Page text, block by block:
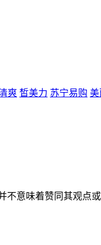
爽 皙美力 苏宁易购 美
意味着赞同其观点